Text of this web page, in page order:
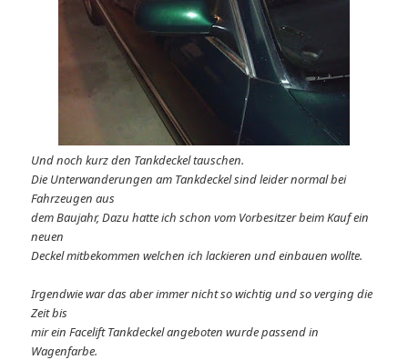
Und noch kurz den Tankdeckel tauschen.
Die Unterwanderungen am Tankdeckel sind leider normal bei
Fahrzeugen aus
dem Baujahr, Dazu hatte ich schon vom Vorbesitzer beim Kauf ein
neuen
Deckel mitbekommen welchen ich lackieren und einbauen wollte.
Irgendwie war das aber immer nicht so wichtig und so verging die
Zeit bis
mir ein Facelift Tankdeckel angeboten wurde passend in
Wagenfarbe.